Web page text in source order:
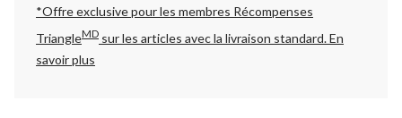
*Offre exclusive pour les membres Récompenses
TriangleMD sur les articles avec la livraison standard.En
savoir plus